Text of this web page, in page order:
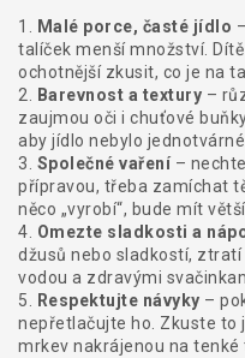
1. Malé porce, časté jídlo
talíček menší množství.
ochotnější zkusit, co je na
2.
Barevnost a textury –
zaujmou oči i chuťové
aby jídlo nebylo jednotvárné.
3. Společné vaření –
přípravou, třeba zamíchat
něco „vyrobí“, bude mít
4. Omezte sladkosti a
džusů nebo sladkostí,
vodou a zdravými
5.
Respektujte návyky –
nepřetlačujte ho. Zkuste to
mrkev nakrájenou na tenké